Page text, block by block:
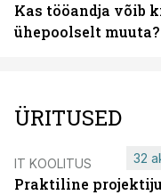
Kas tööandja võib
ühepoolselt muuta?
ÜRITUSED
IT KOOLITUS
Praktiline
32